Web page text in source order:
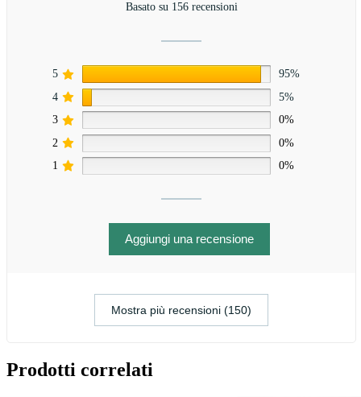
Basato su 156 recensioni
5
95%
4
5%
3
0%
2
0%
1
0%
Aggiungi una recensione
Mostra più recensioni (150)
Prodotti correlati